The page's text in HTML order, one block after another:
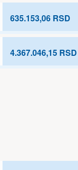
635.153,06 RSD
4.367.046,15 RSD